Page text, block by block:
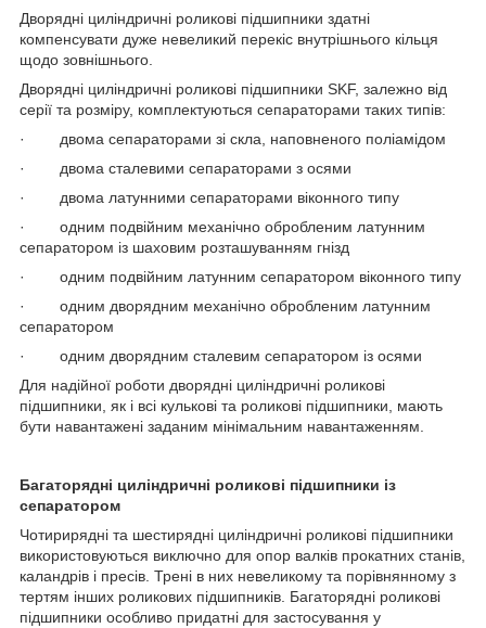
Дворядні циліндричні роликові підшипники здатні
компенсувати дуже невеликий перекіс внутрішнього кільця
щодо зовнішнього.
Дворядні циліндричні роликові підшипники SKF, залежно від
серії та розміру, комплектуються сепараторами таких типів:
· двома сепараторами зі скла, наповненого поліамідом
· двома сталевими сепараторами з осями
· двома латунними сепараторами віконного типу
· одним подвійним механічно обробленим латунним
сепаратором із шаховим розташуванням гнізд
· одним подвійним латунним сепаратором віконного типу
· одним дворядним механічно обробленим латунним
сепаратором
· одним дворядним сталевим сепаратором із осями
Для надійної роботи дворядні циліндричні роликові
підшипники, як і всі кулькові та роликові підшипники, мають
бути навантажені заданим мінімальним навантаженням.
Багаторядні циліндричні роликові підшипники із
сепаратором
Чотирирядні та шестирядні циліндричні роликові підшипники
використовуються виключно для опор валків прокатних станів,
каландрів і пресів. Трені в них невеликому та порівнянному з
тертям інших роликових підшипників. Багаторядні роликові
підшипники особливо придатні для застосування у